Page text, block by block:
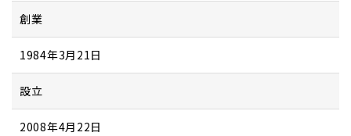
創業
1984年3月21日
設立
2008年4月22日